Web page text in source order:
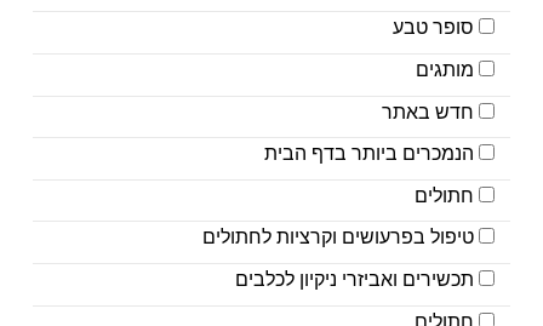
סופר טבע
מותגים
חדש באתר
הנמכרים ביותר בדף הבית
חתולים
טיפול בפרעושים וקרציות לחתולים
תכשירים ואביזרי ניקיון לכלבים
חתולים